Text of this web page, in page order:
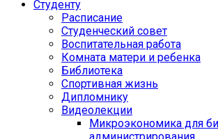
Студенту
Расписание
Студенческий совет
Воспитательная работа
Комната матери и ребенка
Библиотека
Спортивная жизнь
Дипломнику
Видеолекции
Микроэкономика для